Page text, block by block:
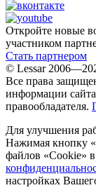
Откройте новые
участником
Стать партнером
© Lessar
Все права
информации
правообладателя.
Для улучшения
Нажимая кнопку
файлов «Cookie»
настройках